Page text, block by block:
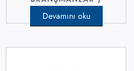
Devamını oku